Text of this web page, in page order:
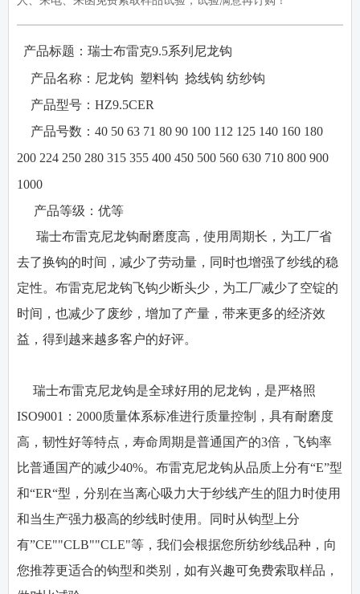
产品标题：瑞士布雷克9.5系列尼龙钩
产品名称： 尼龙钩 塑料钩 捻线钩 纺纱钩
产品型号：HZ9.5CER
产品号数：40 50 63 71 80 90 100 112 125 140 160 180
200 224 250 280 315 355 400 450 500 560 630 710 800 900
1000
产品等级：优等
瑞士布雷克尼龙钩耐磨度高，使用周期长，为工厂省
去了换钩的时间，减少了劳动量，同时也增强了纱线的稳
定性。布雷克尼龙钩飞钩少断头少，为工厂减少了空锭的
时间，也减少了废纱，增加了产量，带来更多的经济效
益，得到越来越多客户的好评。
瑞士布雷克尼龙钩是全球好用的尼龙钩，是严格照
ISO9001：2000质量体系标准进行质量控制，具有耐磨度
高，韧性好等特点，寿命周期是普通国产的3倍，飞钩率
比普通国产的减少40%。布雷克尼龙钩从品质上分有“E”型
和“ER“型，分别在当离心吸力大于纱线产生的阻力时使用
和当生产强力极高的纱线时使用。同时从钩型上分
有”CE""CLB""CLE"等，我们会根据您所纺纱线品种，向
您推荐更适合的钩型和类别，如有兴趣可免费索取样品，